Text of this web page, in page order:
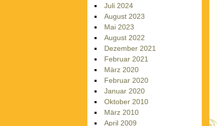
Juli 2024
August 2023
Mai 2023
August 2022
Dezember 2021
Februar 2021
März 2020
Februar 2020
Januar 2020
Oktober 2010
März 2010
April 2009